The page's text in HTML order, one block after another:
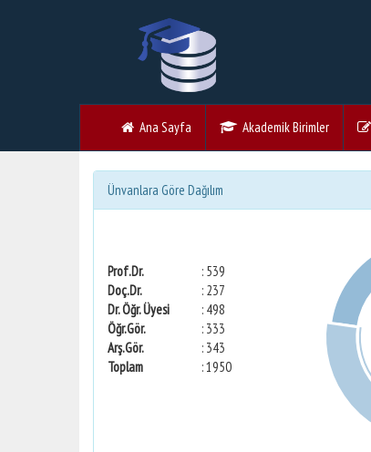
Ana Sayfa Akademik Birimler
Ünvanlara Göre Dağılım
Prof.Dr.
: 539
Doç.Dr.
: 237
Dr. Öğr. Üyesi
: 498
Öğr.Gör.
: 333
Arş.Gör.
: 343
Toplam
: 1950